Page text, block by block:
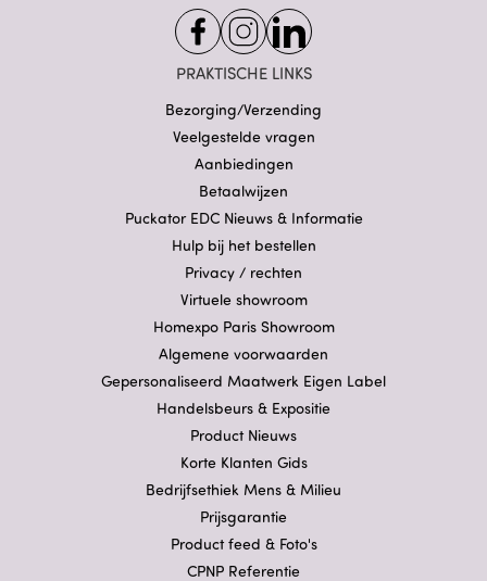
PRAKTISCHE LINKS
Bezorging/Verzending
Veelgestelde vragen
Aanbiedingen
Betaalwijzen
Puckator EDC Nieuws & Informatie
Hulp bij het bestellen
Privacy / rechten
Virtuele showroom
Homexpo Paris Showroom
Algemene voorwaarden
Gepersonaliseerd Maatwerk Eigen Label
Handelsbeurs & Expositie
Product Nieuws
Korte Klanten Gids
Bedrijfsethiek Mens & Milieu
Prijsgarantie
Product feed & Foto's
CPNP Referentie